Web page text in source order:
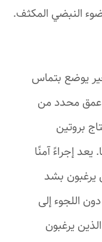
النبضي المكثف.
يوضع بتماس
عمق محدد من
بروتين
إجراءً آمنًا
يرغبون بشد
اللجوء إلى
يرغبون